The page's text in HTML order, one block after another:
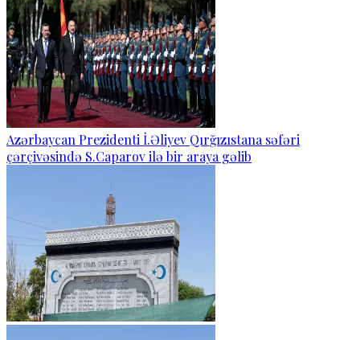
Azərbaycan Prezidenti İ.Əliyev Qırğızıstana səfəri
çərçivəsində S.Caparov ilə bir araya gəlib